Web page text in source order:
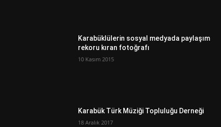
Karabüklülerin sosyal medyada paylaşım
rekoru kıran fotoğrafı
10 Kasım 2015
Karabük Türk Müziği Topluluğu Derneği
18 Aralık 2017